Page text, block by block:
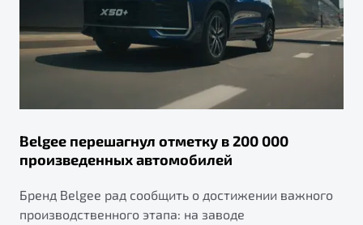
Belgee перешагнул отметку в 200 000
произведенных автомобилей
Бренд Belgee рад сообщить о достижении важного
производственного этапа: на заводе